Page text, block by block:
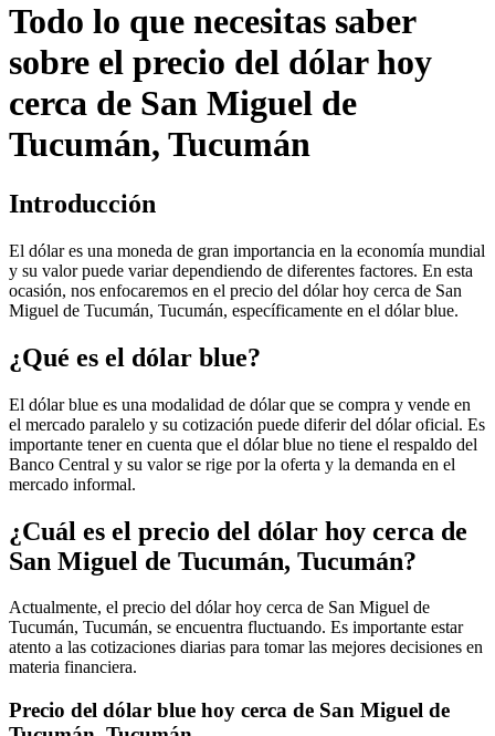
Todo lo que necesitas saber
sobre el precio del dólar hoy
cerca de San Miguel de
Tucumán, Tucumán
Introducción
El dólar es una moneda de gran importancia en la economía mundial
y su valor puede variar dependiendo de diferentes factores. En esta
ocasión, nos enfocaremos en el precio del dólar hoy cerca de San
Miguel de Tucumán, Tucumán, específicamente en el dólar blue.
¿Qué es el dólar blue?
El dólar blue es una modalidad de dólar que se compra y vende en
el mercado paralelo y su cotización puede diferir del dólar oficial. Es
importante tener en cuenta que el dólar blue no tiene el respaldo del
Banco Central y su valor se rige por la oferta y la demanda en el
mercado informal.
¿Cuál es el precio del dólar hoy cerca de
San Miguel de Tucumán, Tucumán?
Actualmente, el precio del dólar hoy cerca de San Miguel de
Tucumán, Tucumán, se encuentra fluctuando. Es importante estar
atento a las cotizaciones diarias para tomar las mejores decisiones en
materia financiera.
Precio del dólar blue hoy cerca de San Miguel de